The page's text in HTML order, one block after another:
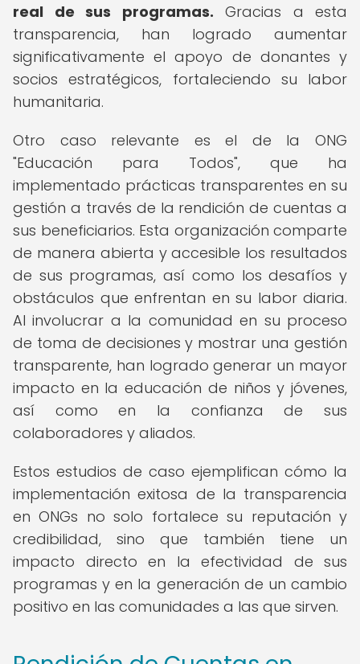
real de sus programas. Gracias a esta
transparencia, han logrado aumentar
significativamente el apoyo de donantes y
socios estratégicos, fortaleciendo su labor
humanitaria.
Otro caso relevante es el de la ONG
"Educación para Todos", que ha
implementado prácticas transparentes en su
gestión a través de la rendición de cuentas a
sus beneficiarios. Esta organización comparte
de manera abierta y accesible los resultados
de sus programas, así como los desafíos y
obstáculos que enfrentan en su labor diaria.
Al involucrar a la comunidad en su proceso
de toma de decisiones y mostrar una gestión
transparente, han logrado generar un mayor
impacto en la educación de niños y jóvenes,
así como en la confianza de sus
colaboradores y aliados.
Estos estudios de caso ejemplifican cómo la
implementación exitosa de la transparencia
en ONGs no solo fortalece su reputación y
credibilidad, sino que también tiene un
impacto directo en la efectividad de sus
programas y en la generación de un cambio
positivo en las comunidades a las que sirven.